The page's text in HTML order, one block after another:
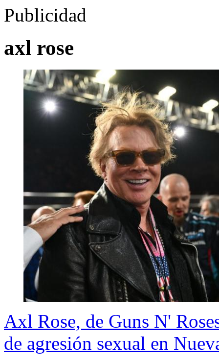
Publicidad
axl rose
Axl Rose, de Guns N'
de agresión sexual en